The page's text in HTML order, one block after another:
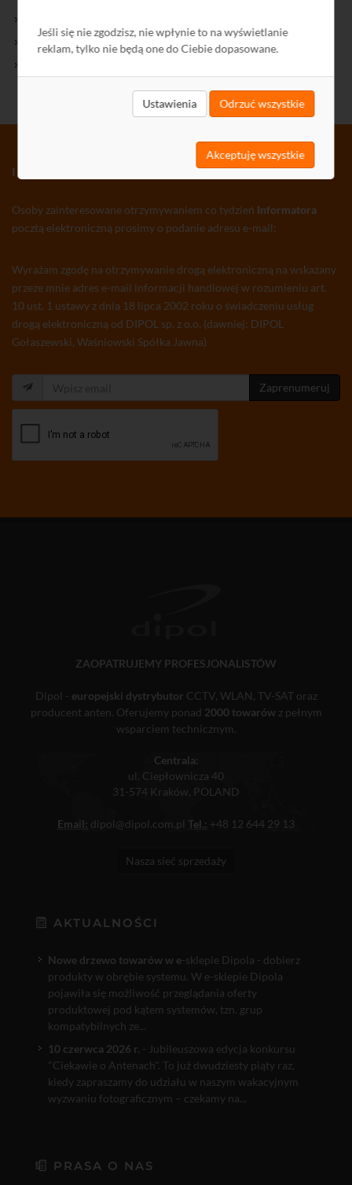
Jeśli się nie zgodzisz, nie wpłynie to na wyświetlanie
reklam, tylko nie będą one do Ciebie dopasowane.
Ustawienia Odrzuć wszystkie
Akceptuję wszystkie
Polityka Prywatności
INFORMATOR TV-SAT CCTV WLAN
Osoby zainteresowane otrzymywaniem co tydzień Informatora
pocztą elektroniczną prosimy o podanie adresu e-mail:
Wyrażam zgodę na otrzymywanie drogą elektroniczną na wskazany
przeze mnie adres e-mail informacji handlowej w rozumieniu art.
10 ust. 1 ustawy z dnia 18 lipca 2002 roku o świadczeniu usług
drogą elektroniczną od DIPOL sp. z o.o. (dawniej: DIPOL
Gołaszewski, Waśniowski Spółka Jawna)
Zaprenumeruj
ZAOPATRUJEMY PROFESJONALISTÓW
Dipol - europejski dystrybutor CCTV, WLAN, TV-SAT oraz
producent anten. Oferujemy ponad 2000 towarówz pełnym
wsparciem technicznym.
Centrala:
ul. Ciepłownicza 40
31-574 Kraków, POLAND
Email: dipol@dipol.com.pl Tel.: +48 12 644 29 13
Nasza sieć sprzedaży
AKTUALNOŚCI
Nowe drzewo towarów w e-sklepie Dipola - dobierz
produkty w obrębie systemu. W e-sklepie Dipola
pojawiła się możliwość przeglądania oferty
produktowej pod kątem systemów, tzn. grup
kompatybilnych ze...
10 czerwca 2026 r. - Jubileuszowa edycja konkursu
"Ciekawie o Antenach". To już dwudziesty piąty raz,
kiedy zapraszamy do udziału w naszym wakacyjnym
wyzwaniu fotograficznym – czekamy na...
PRASA O NAS